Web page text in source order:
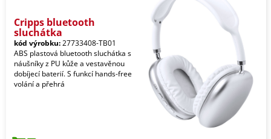
Cripps bluetooth
sluchátka
kód výrobku:27733408-TB01
ABS plastová bluetooth sluchátka s
náušníky z PU kůže a vestavěnou
dobíjecí baterií. S funkcí hands-free
volání a přehrá